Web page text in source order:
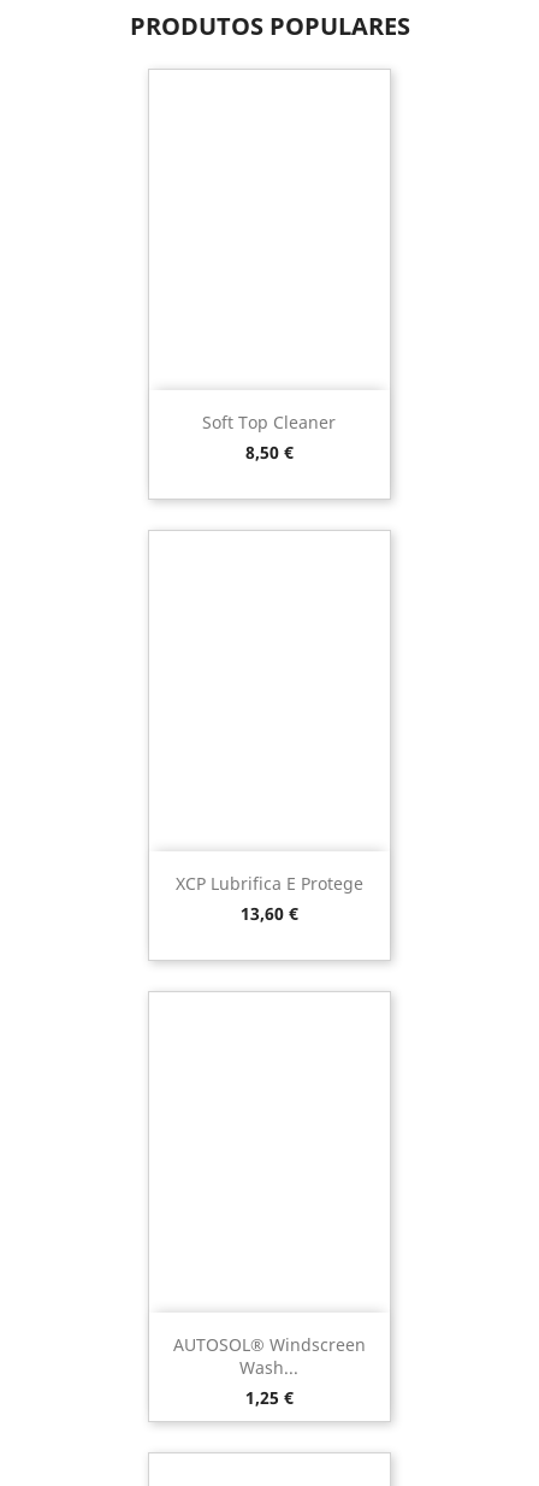
PRODUTOS POPULARES
Soft Top Cleaner
Preço
8,50 €
XCP Lubrifica E Protege
Preço
13,60 €
AUTOSOL® Windscreen
Wash...
Preço
1,25 €